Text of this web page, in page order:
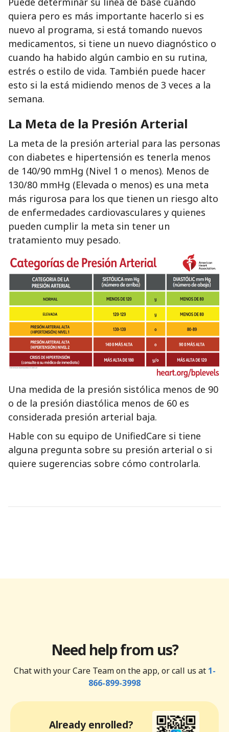
quiera pero es más importante hacerlo si es
nuevo al programa, si está tomando nuevos
medicamentos, si tiene un nuevo diagnóstico o
cuando ha habido algún cambio en su rutina,
estrés o estilo de vida. También puede hacer
esto si la está midiendo menos de 3 veces a la
semana.
La Meta de la Presión Arterial
La meta de la presión arterial para las personas
con diabetes e hipertensión es tenerla menos
de 140/90 mmHg (Nivel 1 o menos). Menos de
130/80 mmHg (Elevada o menos) es una meta
más rigurosa para los que tienen un riesgo alto
de enfermedades cardiovasculares y quienes
pueden cumplir la meta sin tener un
tratamiento muy pesado.
Una medida de la presión sistólica menos de 90
o de la presión diastólica menos de 60 es
considerada presión arterial baja.
Hable con su equipo de UnifiedCare si tiene
alguna pregunta sobre su presión arterial o si
quiere sugerencias sobre cómo controlarla.
Need help from us?
Chat with your Care Team on the app, or call us at 1-
866-899-3998
Already enrolled?